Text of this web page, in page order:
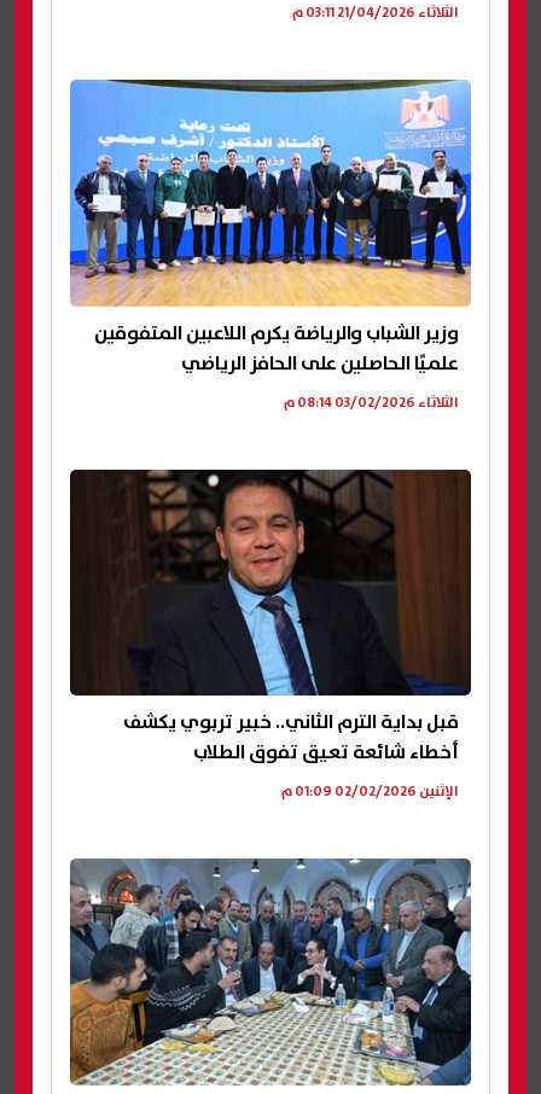
الثلاثاء 21/04/2026 03:11 م
وزير الشباب والرياضة يكرم اللاعبين المتفوقين
علميًا الحاصلين على الحافز الرياضي
الثلاثاء 03/02/2026 08:14 م
قبل بداية الترم الثاني.. خبير تربوي يكشف
أخطاء شائعة تعيق تفوق الطلاب
الإثنين 02/02/2026 01:09 م